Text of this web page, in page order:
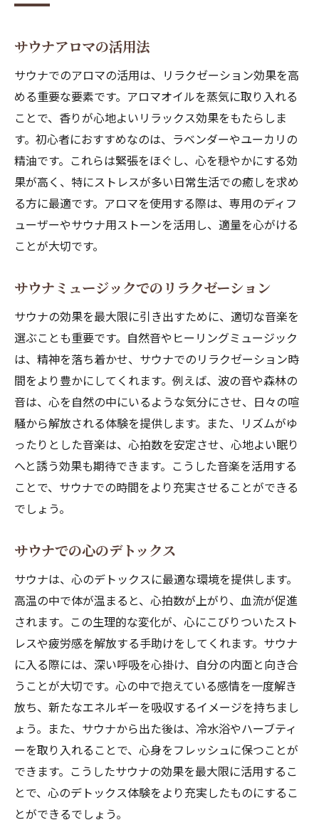
サウナアロマの活用法
サウナでのアロマの活用は、リラクゼーション効果を高
める重要な要素です。アロマオイルを蒸気に取り入れる
ことで、香りが心地よいリラックス効果をもたらしま
す。初心者におすすめなのは、ラベンダーやユーカリの
精油です。これらは緊張をほぐし、心を穏やかにする効
果が高く、特にストレスが多い日常生活での癒しを求め
る方に最適です。アロマを使用する際は、専用のディフ
ューザーやサウナ用ストーンを活用し、適量を心がける
ことが大切です。
サウナミュージックでのリラクゼーション
サウナの効果を最大限に引き出すために、適切な音楽を
選ぶことも重要です。自然音やヒーリングミュージック
は、精神を落ち着かせ、サウナでのリラクゼーション時
間をより豊かにしてくれます。例えば、波の音や森林の
音は、心を自然の中にいるような気分にさせ、日々の喧
騒から解放される体験を提供します。また、リズムがゆ
ったりとした音楽は、心拍数を安定させ、心地よい眠り
へと誘う効果も期待できます。こうした音楽を活用する
ことで、サウナでの時間をより充実させることができる
でしょう。
サウナでの心のデトックス
サウナは、心のデトックスに最適な環境を提供します。
高温の中で体が温まると、心拍数が上がり、血流が促進
されます。この生理的な変化が、心にこびりついたスト
レスや疲労感を解放する手助けをしてくれます。サウナ
に入る際には、深い呼吸を心掛け、自分の内面と向き合
うことが大切です。心の中で抱えている感情を一度解き
放ち、新たなエネルギーを吸収するイメージを持ちまし
ょう。また、サウナから出た後は、冷水浴やハーブティ
ーを取り入れることで、心身をフレッシュに保つことが
できます。こうしたサウナの効果を最大限に活用するこ
とで、心のデトックス体験をより充実したものにするこ
とができるでしょう。